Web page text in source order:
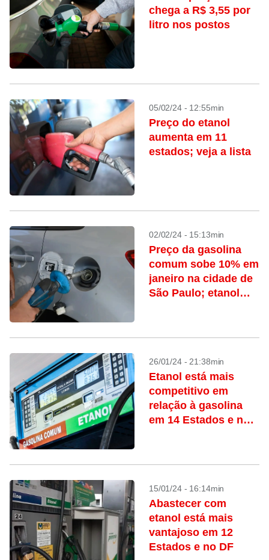
chega a R$ 3,55 por
litro nos postos
05/02/24 - 12:55min
Preço do etanol
aumenta em 11
estados; veja a lista
02/02/24 - 15:13min
Preço da gasolina
comum sobe 10% em
janeiro na cidade de
São Paulo; etanol
26/01/24 - 21:38min
Etanol está mais
competitivo em
relação à gasolina
em 14 Estados e no
15/01/24 - 16:14min
Abastecer com
etanol está mais
vantajoso em 12
Estados e no DF